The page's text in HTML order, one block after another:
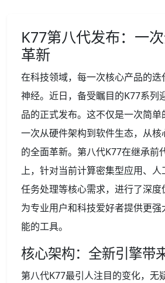
K77第八代发布：一
革新
在科技领域，每一次核心产品的迭
神经。近日，备受瞩目的K77系列
品的正式发布。这不仅是一次简
一次从硬件架构到软件生态，从
的全面革新。第八代K77在继承前
上，针对当前计算密集型应用、
任务处理等核心需求，进行了深度
为专业用户和科技爱好者提供更
能的工具。
核心架构：全新引擎带
第八代K77最引人注目的变化，无